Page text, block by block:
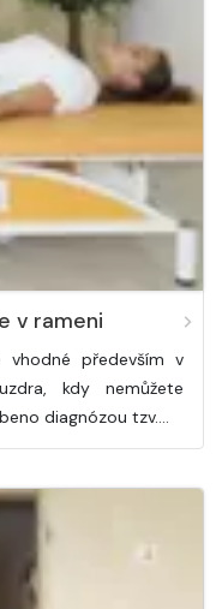
v rameni
především v
kdy nemůžete
diagnózou tzv.…